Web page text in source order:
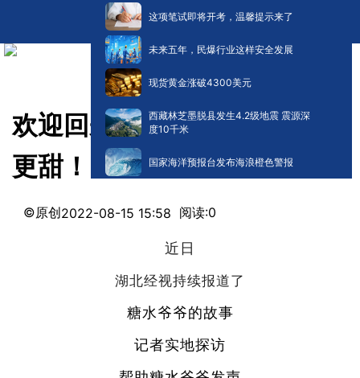
这项笔试即将开考，温馨提示来了
未来五年，民爆行业这样安全发展
现货黄金涨破4300美元
西藏林芝墨脱县发生4.2级地震 震源深
度10千米
国家海洋预报台发布海浪橙色警报
欢迎回来！有你在，这个城市
更甜！
©原创2022-08-15 15:58 阅读:0
近日
湖北经视持续报道了
糖水爷爷的故事
记者实地探访